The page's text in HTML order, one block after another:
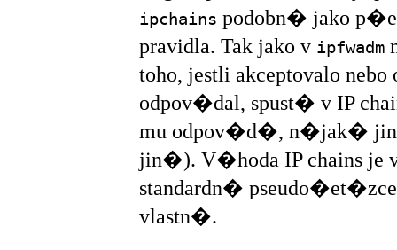
ipchains podobn� jako
pravidla. Tak jako v ipfwadm
toho, jestli akceptovalo
odpov�dal, spust� v IP
mu odpov�d�, n�jak�
jin�). V�hoda IP chains je
standardn�
vlastn�.